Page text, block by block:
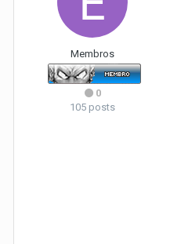
Membros
0
105 posts